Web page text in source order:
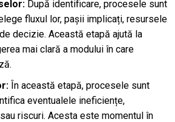
După identificare, procesele sunt
fluxul lor, pașii implicați, resursele
decizie. Această etapă ajută la
mai clară a modului în care
În această etapă, procesele sunt
eventualele ineficiențe,
riscuri. Acesta este momentul în